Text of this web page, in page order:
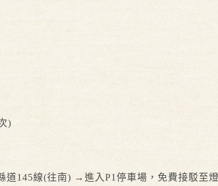
)
145線(往南) →進入P1停車場，免費接駁至